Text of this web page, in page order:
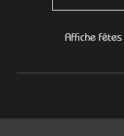
Affiche